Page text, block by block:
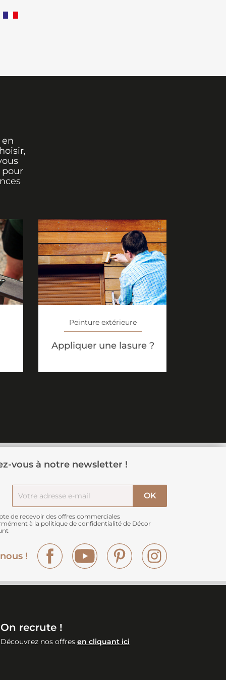
pour
Peinture extérieure
Appliquer une lasure ?
vous à notre newsletter !
de recevoir des offres commerciales
à la politique de confidentialité de Décor
!
Facebook YouTube Pinterest
On recrute !
Découvrez nos offres en cliquant ici